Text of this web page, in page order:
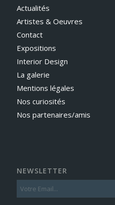
Actualités
Artistes & Oeuvres
Contact
Expositions
Interior Design
La galerie
Mentions légales
Nos curiosités
Nos partenaires/amis
NEWSLETTER